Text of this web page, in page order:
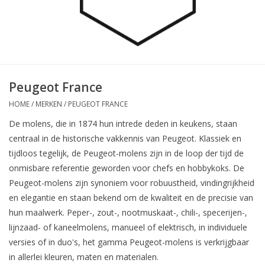
Merken
Peugeot France
HOME/ MERKEN / PEUGEOT FRANCE
De molens, die in 1874 hun intrede deden in keukens, staan
centraal in de historische vakkennis van Peugeot. Klassiek en
tijdloos tegelijk, de Peugeot-molens zijn in de loop der tijd de
onmisbare referentie geworden voor chefs en hobbykoks. De
Peugeot-molens zijn synoniem voor robuustheid, vindingrijkheid
en elegantie en staan bekend om de kwaliteit en de precisie van
hun maalwerk. Peper-, zout-, nootmuskaat-, chili-, specerijen-,
lijnzaad- of kaneelmolens, manueel of elektrisch, in individuele
versies of in duo's, het gamma Peugeot-molens is verkrijgbaar
in allerlei kleuren, maten en materialen.